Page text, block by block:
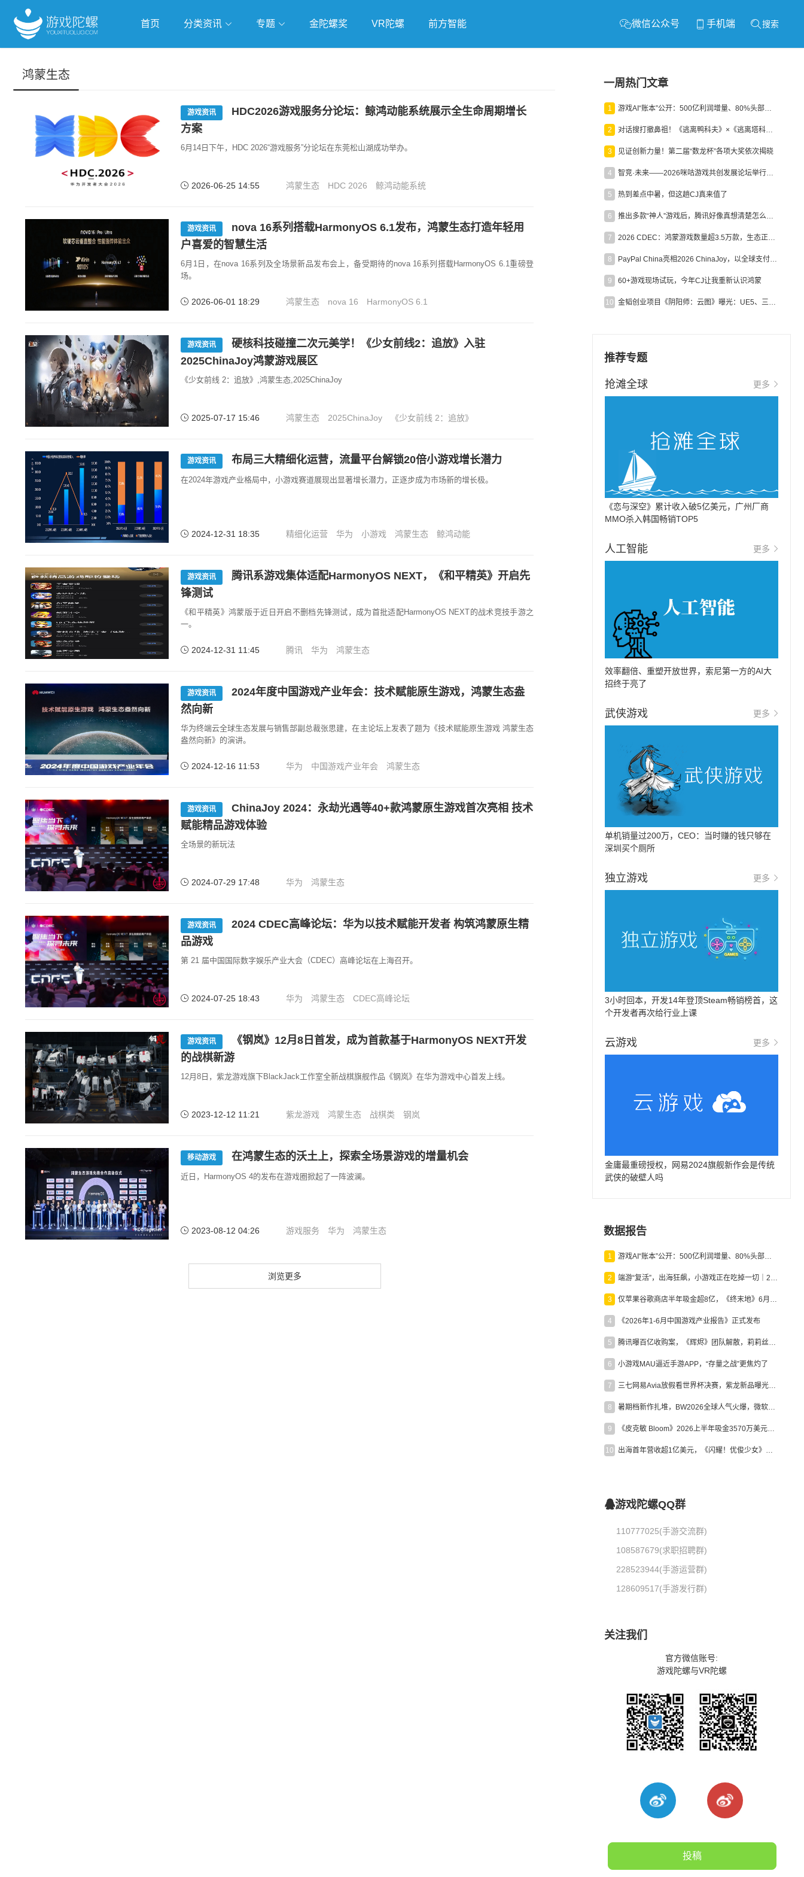
首页 分类资讯 专题 金陀螺奖 VR陀螺 前方智能 微信公众号 手机端 搜索
鸿蒙生态
游戏资讯
HDC2026游戏服务分论坛：鲸鸿动能系统展示全生命周期增长
方案
6月14日下午，HDC 2026“游戏服务”分论坛在东莞松山湖成功举办。
2026-06-25 14:55 鸿蒙生态 HDC 2026 鲸鸿动能系统
游戏资讯
nova 16系列搭载HarmonyOS 6.1发布，鸿蒙生态打造年轻用
户喜爱的智慧生活
6月1日，在nova 16系列及全场景新品发布会上，备受期待的nova 16系列搭载HarmonyOS 6.1重磅登
场。
2026-06-01 18:29 鸿蒙生态 nova 16 HarmonyOS 6.1
游戏资讯
硬核科技碰撞二次元美学！《少女前线2：追放》入驻
2025ChinaJoy鸿蒙游戏展区
《少女前线 2：追放》,鸿蒙生态,2025ChinaJoy
2025-07-17 15:46 鸿蒙生态 2025ChinaJoy 《少女前线 2：追放》
游戏资讯 布局三大精细化运营，流量平台解锁20倍小游戏增长潜力
在2024年游戏产业格局中，小游戏赛道展现出显著增长潜力，正逐步成为市场新的增长极。
2024-12-31 18:35 精细化运营 华为 小游戏 鸿蒙生态 鲸鸿动能
游戏资讯
腾讯系游戏集体适配HarmonyOS NEXT，《和平精英》开启先
锋测试
《和平精英》鸿蒙版于近日开启不删档先锋测试，成为首批适配HarmonyOS NEXT的战术竞技手游之
一。
2024-12-31 11:45 腾讯 华为 鸿蒙生态
游戏资讯
2024年度中国游戏产业年会：技术赋能原生游戏，鸿蒙生态盎
然向新
华为终端云全球生态发展与销售部副总裁张思建，在主论坛上发表了题为《技术赋能原生游戏 鸿蒙生态
盎然向新》的演讲。
2024-12-16 11:53 华为 中国游戏产业年会 鸿蒙生态
游戏资讯
ChinaJoy 2024：永劫光遇等40+款鸿蒙原生游戏首次亮相 技术
赋能精品游戏体验
全场景的新玩法
2024-07-29 17:48 华为 鸿蒙生态
游戏资讯
2024 CDEC高峰论坛：华为以技术赋能开发者 构筑鸿蒙原生精
品游戏
第 21 届中国国际数字娱乐产业大会（CDEC）高峰论坛在上海召开。
2024-07-25 18:43 华为 鸿蒙生态 CDEC高峰论坛
游戏资讯
《钢岚》12月8日首发，成为首款基于HarmonyOS NEXT开发
的战棋新游
12月8日，紫龙游戏旗下BlackJack工作室全新战棋旗舰作品《钢岚》在华为游戏中心首发上线。
2023-12-12 11:21 紫龙游戏 鸿蒙生态 战棋类 钢岚
移动游戏 在鸿蒙生态的沃土上，探索全场景游戏的增量机会
近日，HarmonyOS 4的发布在游戏圈掀起了一阵波澜。
2023-08-12 04:26 游戏服务 华为 鸿蒙生态
浏览更多
一周热门文章
1 游戏AI“账本”公开：500亿利润增量、80%头部入局，谁在闷声发财？
2 对话搜打撤鼻祖！《逃离鸭科夫》×《逃离塔科夫》官方线下沙龙落幕
3 见证创新力量！第二届“数龙杯”各项大奖依次揭晓
4 智竞·未来——2026咪咕游戏共创发展论坛举行：聚力精品内容、AI创作与电竞生态，共建高品质益智健康游戏社区
5 热到差点中暑，但这趟CJ真来值了
6 推出多款“神人”游戏后，腾讯好像真想清楚怎么做二次元了
7 2026 CDEC：鸿蒙游戏数量超3.5万款，生态正循环加速产业高质量发展
8 PayPal China亮相2026 ChinaJoy，以全球支付能力助力中国游戏企业深化全球运营
9 60+游戏现场试玩，今年CJ让我重新认识鸿蒙
10 金韬创业项目《阴阳师：云图》曝光：UE5、三端互通、ARPG
推荐专题
抢滩全球 更多
《恋与深空》累计收入破5亿美元，广州厂商
MMO杀入韩国畅销TOP5
人工智能 更多
效率翻倍、重塑开放世界，索尼第一方的AI大
招终于亮了
武侠游戏 更多
单机销量过200万，CEO：当时赚的钱只够在
深圳买个厕所
独立游戏 更多
3小时回本，开发14年登顶Steam畅销榜首，这
个开发者再次给行业上课
云游戏 更多
金庸最重磅授权，网易2024旗舰新作会是传统
武侠的破壁人吗
数据报告
1 游戏AI“账本”公开：500亿利润增量、80%头部入局，谁在闷声发财？
2 端游“复活”，出海狂飙，小游戏正在吃掉一切｜2026上半年产业报告
3 仅苹果谷歌商店半年吸金超8亿，《终末地》6月份收入显著回暖
4 《2026年1-6月中国游戏产业报告》正式发布
5 腾讯曝百亿收购案，《辉烬》团队解散，莉莉丝新作曝光｜陀螺周报
6 小游戏MAU逼近手游APP，“存量之战”更焦灼了
7 三七网易Avia放假看世界杯决赛，紫龙新品曝光，米哈游新作上线 | 陀螺周报
8 暑期档新作扎堆，BW2026全球人气火爆，微软XBOX大裁员|陀螺周报
9 《皮克敏 Bloom》2026上半年吸金3570万美元，中国台湾成最大市场
10 出海首年营收超1亿美元，《闪耀！优俊少女》美国市场占比达七成
游戏陀螺QQ群
110777025(手游交流群)
108587679(求职招聘群)
228523944(手游运营群)
128609517(手游发行群)
关注我们
官方微信账号:
游戏陀螺与VR陀螺
投稿